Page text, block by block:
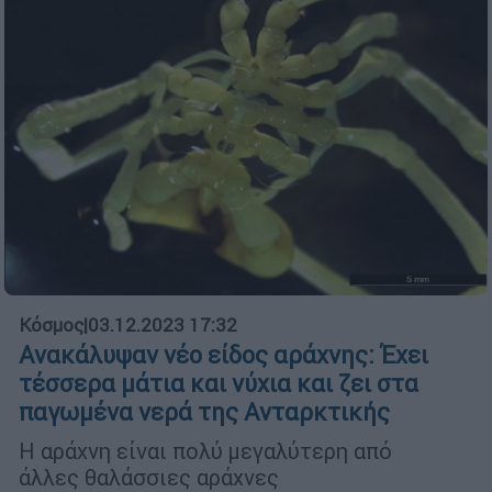
Κόσμος|03.12.2023 17:32
Ανακάλυψαν νέο είδος αράχνης: Έχει
τέσσερα μάτια και νύχια και ζει στα
παγωμένα νερά της Ανταρκτικής
Η αράχνη είναι πολύ μεγαλύτερη από
άλλες θαλάσσιες αράχνες